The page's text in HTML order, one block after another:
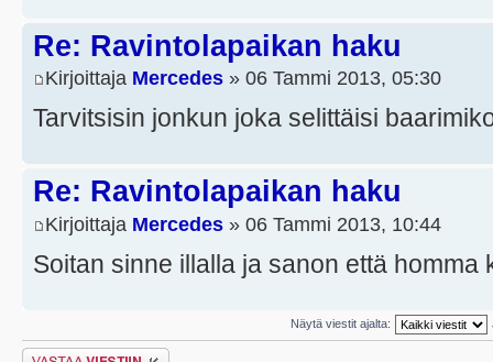
Re: Ravintolapaikan haku
Kirjoittaja Mercedes » 06 Tammi 2013, 05:30
Tarvitsisin jonkun joka selittäisi
Re: Ravintolapaikan haku
Kirjoittaja Mercedes » 06 Tammi 2013, 10:44
Soitan sinne illalla ja sanon että homma
Näytä viestit ajalta:
Lähetä vastaus